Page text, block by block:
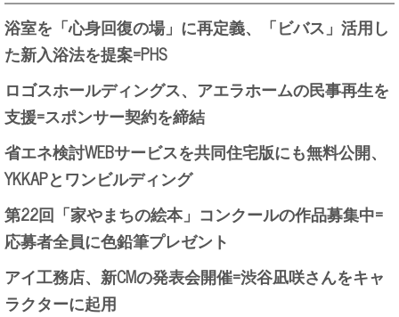
浴室を「心身回復の場」に再定義、「ビバス」活用し
た新入浴法を提案=PHS
ロゴスホールディングス、アエラホームの民事再生を
支援=スポンサー契約を締結
省エネ検討WEBサービスを共同住宅版にも無料公開、
YKKAPとワンビルディング
第22回「家やまちの絵本」コンクールの作品募集中=
応募者全員に色鉛筆プレゼント
アイ工務店、新CMの発表会開催=渋谷凪咲さんをキャ
ラクターに起用